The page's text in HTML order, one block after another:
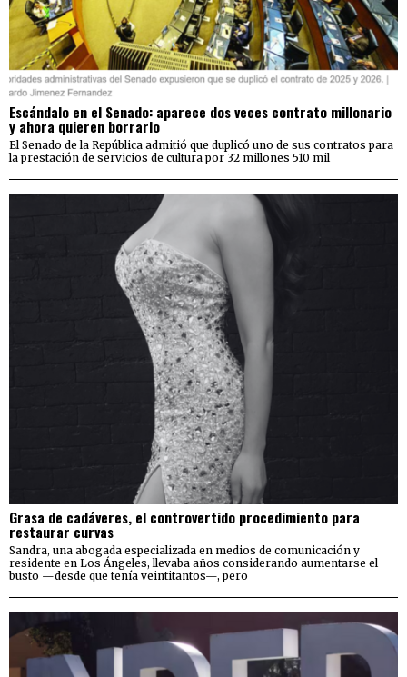
Escándalo en el Senado: aparece dos veces contrato millonario
y ahora quieren borrarlo
El Senado de la República admitió que duplicó uno de sus contratos para
la prestación de servicios de cultura por 32 millones 510 mil
Grasa de cadáveres, el controvertido procedimiento para
restaurar curvas
Sandra, una abogada especializada en medios de comunicación y
residente en Los Ángeles, llevaba años considerando aumentarse el
busto —desde que tenía veintitantos—, pero